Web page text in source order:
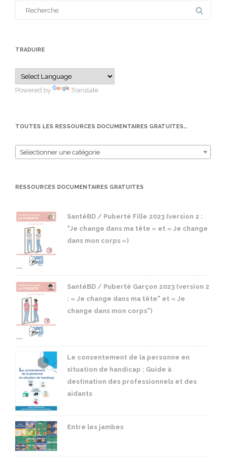
TRADUIRE
Powered by Translate
TOUTES LES RESSOURCES DOCUMENTAIRES GRATUITES…
Sélectionner une catégorie
RESSOURCES DOCUMENTAIRES GRATUITES
SantéBD / Puberté Fille 2023 (version 2 :
"Je change dans ma tête » et « Je change
dans mon corps »)
SantéBD / Puberté Garçon 2023 (version 2
: « Je change dans ma tête" et « Je
change dans mon corps")
Le consentement de la personne en
situation de handicap : Guide à
destination des professionnels et des
aidants
Entre les jambes